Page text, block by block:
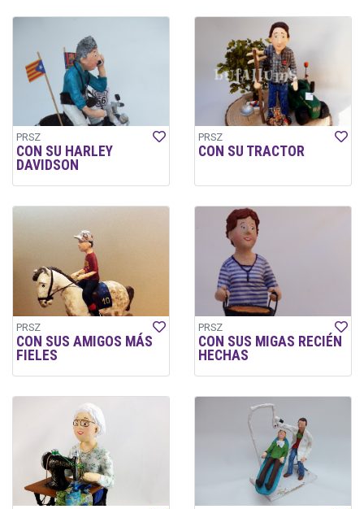
PRSZ
CON SU HARLEY
DAVIDSON
PRSZ
CON SU TRACTOR
PRSZ
CON SUS AMIGOS MÁS
FIELES
PRSZ
CON SUS MIGAS RECIÉN
HECHAS